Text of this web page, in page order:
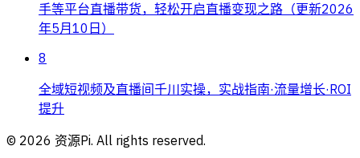
手等平台直播带货，轻松开启直播变现之路（更新2026
年5月10日）
8
全域短视频及直播间千川实操，实战指南·流量增长·ROI
提升
© 2026 资源Pi. All rights reserved.